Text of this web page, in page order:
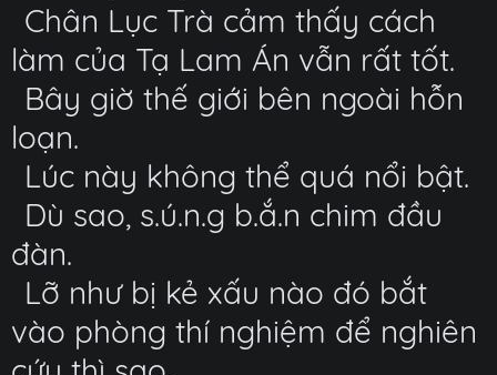
Chân Lục Trà cảm thấy cách
làm của Tạ Lam Án vẫn rất tốt.
Bây giờ thế giới bên ngoài hỗn
loạn.
Lúc này không thể quá nổi bật.
Dù sao, s.ú.n.g b.ắ.n chim đầu
đàn.
Lỡ như bị kẻ xấu nào đó bắt
vào phòng thí nghiệm để nghiên